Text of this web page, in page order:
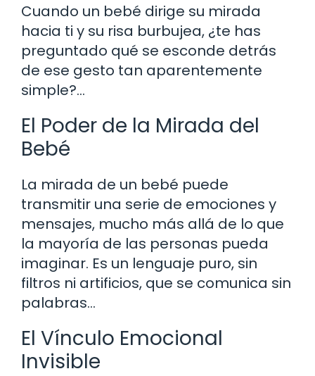
Cuando un bebé dirige su mirada
hacia ti y su risa burbujea, ¿te has
preguntado qué se esconde detrás
de ese gesto tan aparentemente
simple?…
El Poder de la Mirada del
Bebé
La mirada de un bebé puede
transmitir una serie de emociones y
mensajes, mucho más allá de lo que
la mayoría de las personas pueda
imaginar. Es un lenguaje puro, sin
filtros ni artificios, que se comunica sin
palabras…
El Vínculo Emocional
Invisible